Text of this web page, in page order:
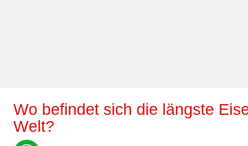
Wo befindet sich die längste Eisenbahngerade der
Welt?